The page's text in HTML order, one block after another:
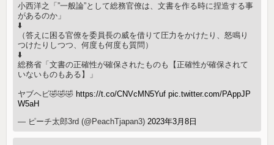
小西洋之「”一般論”として総務官僚は、文書を作る時に捏造する事
があるのか」
⬇️
（答えに困る官僚を委員長の威を借りて圧力をかけたり、怒鳴り
つけたりしつつ、何度も何度も質問）
⬇️
総務省「文書の正確性が確保されたものも【正確性が確保されて
いないものもある】」
ヤブヘビ🤣🤣🤣 https://t.co/CNVcMN5Yuf pic.twitter.com/PAppJP
W5aH
— ピーチ太郎3rd (@PeachTjapan3) 2023年3月8日